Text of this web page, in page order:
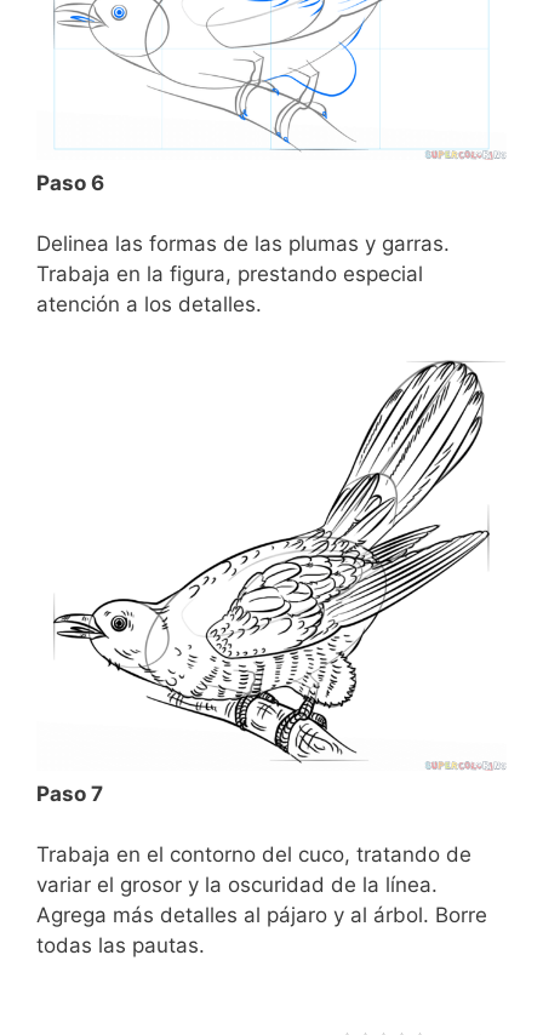
Paso 6
Delinea las formas de las plumas y garras.
Trabaja en la figura, prestando especial
atención a los detalles.
Paso 7
Trabaja en el contorno del cuco, tratando de
variar el grosor y la oscuridad de la línea.
Agrega más detalles al pájaro y al árbol. Borre
todas las pautas.